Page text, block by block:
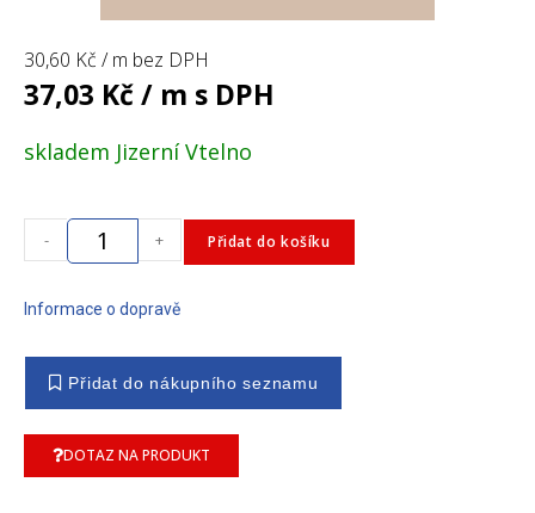
30,60 Kč / m bez DPH
37,03 Kč/ m s DPH
skladem Jizerní Vtelno
- + Přidat do košíku
Informace o dopravě
DOTAZ NA PRODUKT